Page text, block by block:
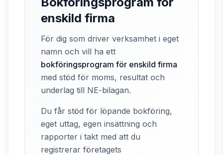
enskild firma
För dig som driver verksamhet i eget
namn och vill ha ett
bokföringsprogram för enskild firma
med stöd för moms, resultat och
underlag till NE-bilagan.
Du får stöd för löpande bokföring,
eget uttag, egen insättning och
rapporter i takt med att du
registrerar företagets